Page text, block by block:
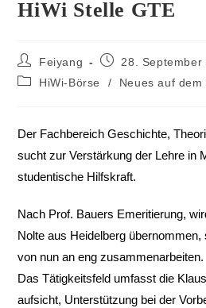
HiWi Stelle GTE
Feiyang
28. September
HiWi-Börse
/ Neues auf dem
Der Fachbereich Geschichte,
sucht zur Verstärkung der Lehre in
studentische Hilfskraft.
Nach Prof. Bauers Emeritierung,
Nolte aus Heidelberg
von nun an eng zusammenarbeiten.
Das Tätigkeitsfeld umfasst die
aufsicht, Unterstützung bei der